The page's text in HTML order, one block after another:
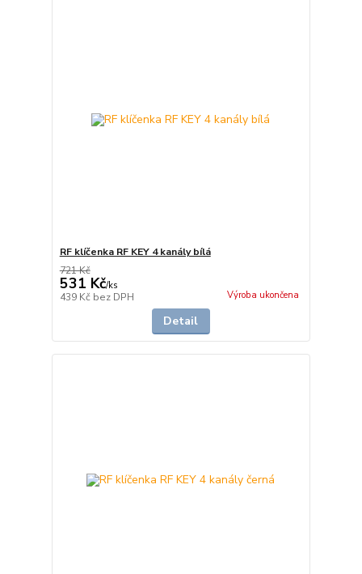
RF klíčenka RF KEY 4 kanály bílá
721 Kč
531 Kč/ks
439 Kč bez DPH Výroba ukončena
Detail